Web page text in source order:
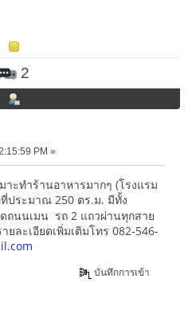
2
PM »
าะทำร้านอาหารมากๆ (โรงแรม
ที่ประมาณ 250 ตร.ม. มีทั้ง
นนเมน รถ 2 แถวผ่านทุกสาย
ละเอียดเพิ่มเติมโทร 082-546-
บันทึกการเข้า